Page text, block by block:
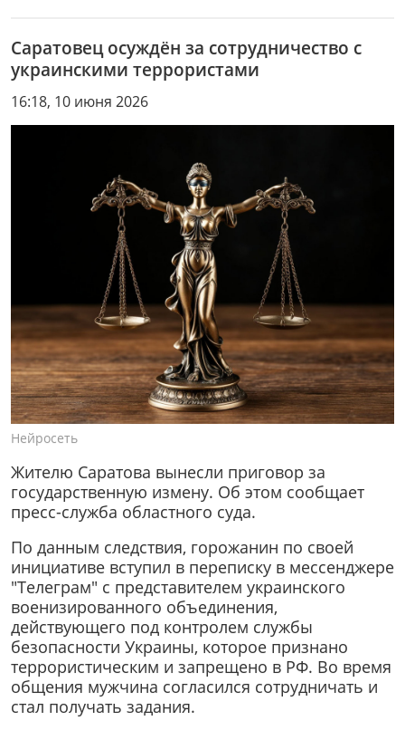
Саратовец осуждён за сотрудничество с
украинскими террористами
16:18, 10 июня 2026
Нейросеть
Жителю Саратова вынесли приговор за
государственную измену. Об этом сообщает
пресс-служба областного суда.
По данным следствия, горожанин по своей
инициативе вступил в переписку в мессенджере
"Телеграм" с представителем украинского
военизированного объединения,
действующего под контролем службы
безопасности Украины, которое признано
террористическим и запрещено в РФ. Во время
общения мужчина согласился сотрудничать и
стал получать задания.